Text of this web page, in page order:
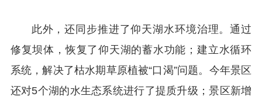
此外，还同步推进了仰天湖水环境治理。通过
修复坝体，恢复了仰天湖的蓄水功能；建立水循环
系统，解决了枯水期草原植被“口渴”问题。今年景区
还对5个湖的水生态系统进行了提质升级；景区新增